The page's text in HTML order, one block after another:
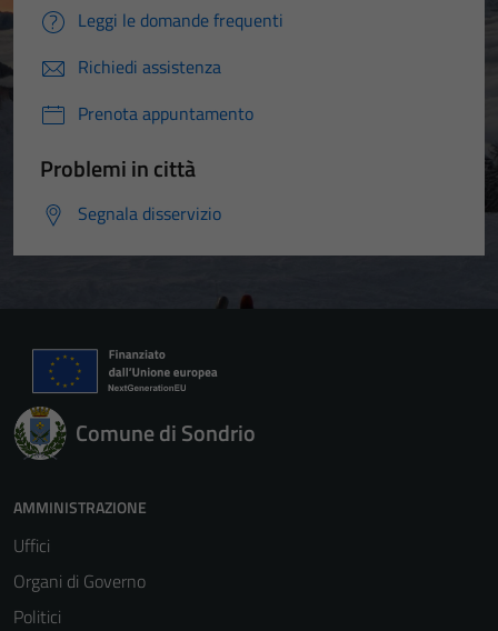
Leggi le domande frequenti
Richiedi assistenza
Prenota appuntamento
Problemi in città
Segnala disservizio
Comune di Sondrio
AMMINISTRAZIONE
Uffici
Organi di Governo
Politici